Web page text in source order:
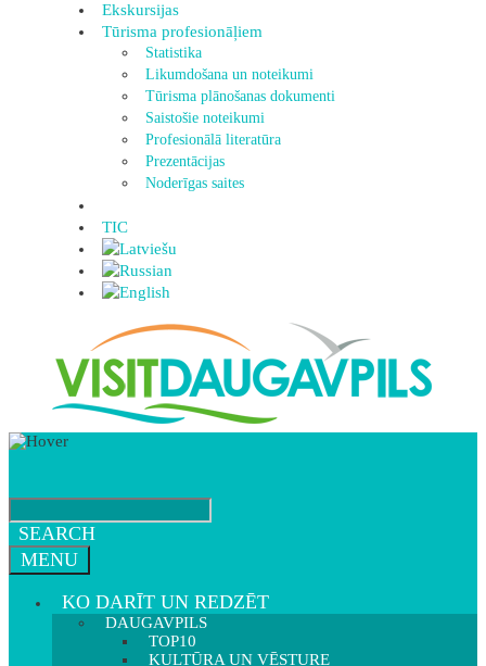
Ekskursijas
Tūrisma profesionāļiem
Statistika
Likumdošana un noteikumi
Tūrisma plānošanas dokumenti
Saistošie noteikumi
Profesionālā literatūra
Prezentācijas
Noderīgas saites
TIC
SEARCH
MENU
KO DARĪT UN REDZĒT
DAUGAVPILS
TOP10
KULTŪRA UN VĒSTURE